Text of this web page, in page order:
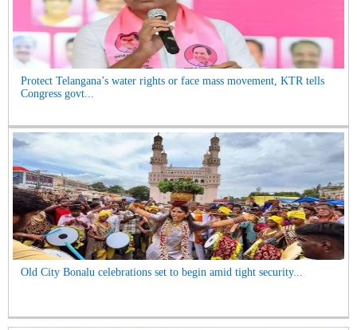
Protect Telangana’s water rights or face mass movement, KTR tells
Congress govt...
Old City Bonalu celebrations set to begin amid tight security...